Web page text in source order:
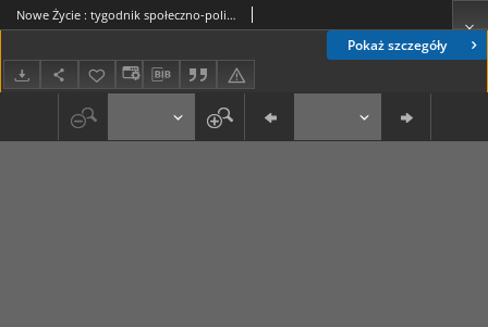
Pokaż szczegóły
Nowe Życie : tygodnik społeczno-polityczny, popularno-naukowy i literacki R. 1, T. 2 nr 46 (17 sierp. 1911)